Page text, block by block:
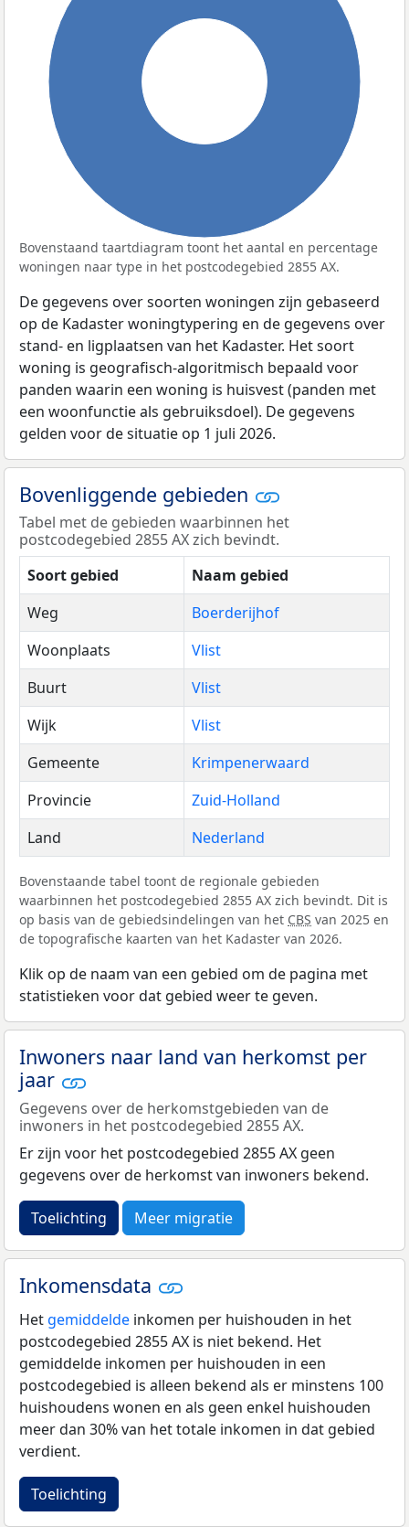
Bovenstaand taartdiagram toont het aantal en percentage
woningen naar type in het postcodegebied 2855 AX.
De gegevens over soorten woningen zijn gebaseerd
op de Kadaster woningtypering en de gegevens over
stand- en ligplaatsen van het Kadaster. Het soort
woning is geografisch-algoritmisch bepaald voor
panden waarin een woning is huisvest (panden met
een woonfunctie als gebruiksdoel). De gegevens
gelden voor de situatie op 1 juli 2026.
Bovenliggende gebieden
Tabel met de gebieden waarbinnen het
postcodegebied 2855 AX zich bevindt.
Soort gebied
Naam gebied
Weg
Boerderijhof
Woonplaats
Vlist
Buurt
Vlist
Wijk
Vlist
Gemeente
Krimpenerwaard
Provincie
Zuid-Holland
Land
Nederland
Bovenstaande tabel toont de regionale gebieden
waarbinnen het postcodegebied 2855 AX zich bevindt. Dit is
op basis van de gebiedsindelingen van het CBS van 2025 en
de topografische kaarten van het Kadaster van 2026.
Klik op de naam van een gebied om de pagina met
statistieken voor dat gebied weer te geven.
Inwoners naar land van herkomst per
jaar
Gegevens over de herkomstgebieden van de
inwoners in het postcodegebied 2855 AX.
Er zijn voor het postcodegebied 2855 AX geen
gegevens over de herkomst van inwoners bekend.
Toelichting Meer migratie
Inkomensdata
Het gemiddelde inkomen per huishouden in het
postcodegebied 2855 AX is niet bekend. Het
gemiddelde inkomen per huishouden in een
postcodegebied is alleen bekend als er minstens 100
huishoudens wonen en als geen enkel huishouden
meer dan 30% van het totale inkomen in dat gebied
verdient.
Toelichting